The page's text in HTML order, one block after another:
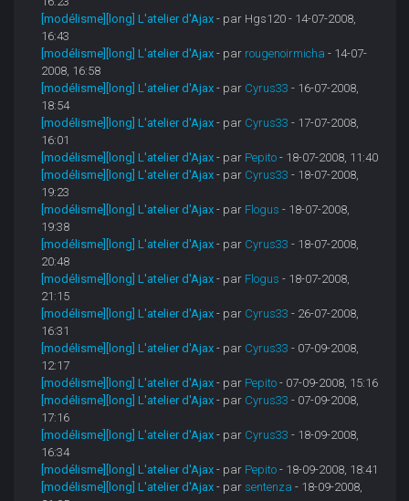
[modélisme][long] L'atelier d'Ajax - par Hgs120 - 14-07-2008,
16:43
[modélisme][long] L'atelier d'Ajax - par rougenoirmicha - 14-07-
2008, 16:58
[modélisme][long] L'atelier d'Ajax - par Cyrus33 - 16-07-2008,
18:54
[modélisme][long] L'atelier d'Ajax - par Cyrus33 - 17-07-2008,
16:01
[modélisme][long] L'atelier d'Ajax - par Pepito - 18-07-2008, 11:40
[modélisme][long] L'atelier d'Ajax - par Cyrus33 - 18-07-2008,
19:23
[modélisme][long] L'atelier d'Ajax - par Flogus - 18-07-2008,
19:38
[modélisme][long] L'atelier d'Ajax - par Cyrus33 - 18-07-2008,
20:48
[modélisme][long] L'atelier d'Ajax - par Flogus - 18-07-2008,
21:15
[modélisme][long] L'atelier d'Ajax - par Cyrus33 - 26-07-2008,
16:31
[modélisme][long] L'atelier d'Ajax - par Cyrus33 - 07-09-2008,
12:17
[modélisme][long] L'atelier d'Ajax - par Pepito - 07-09-2008, 15:16
[modélisme][long] L'atelier d'Ajax - par Cyrus33 - 07-09-2008,
17:16
[modélisme][long] L'atelier d'Ajax - par Cyrus33 - 18-09-2008,
16:34
[modélisme][long] L'atelier d'Ajax - par Pepito - 18-09-2008, 18:41
[modélisme][long] L'atelier d'Ajax - par sentenza - 18-09-2008,